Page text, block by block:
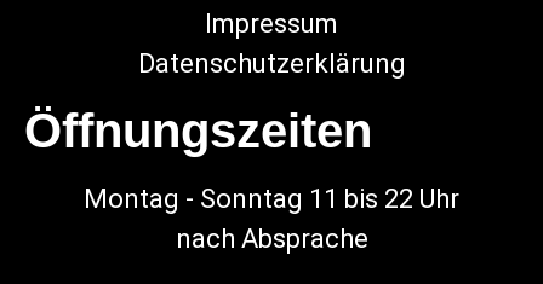
Impressum
Datenschutzerklärung
Öffnungszeiten
Montag - Sonntag 11 bis 22 Uhr
nach Absprache